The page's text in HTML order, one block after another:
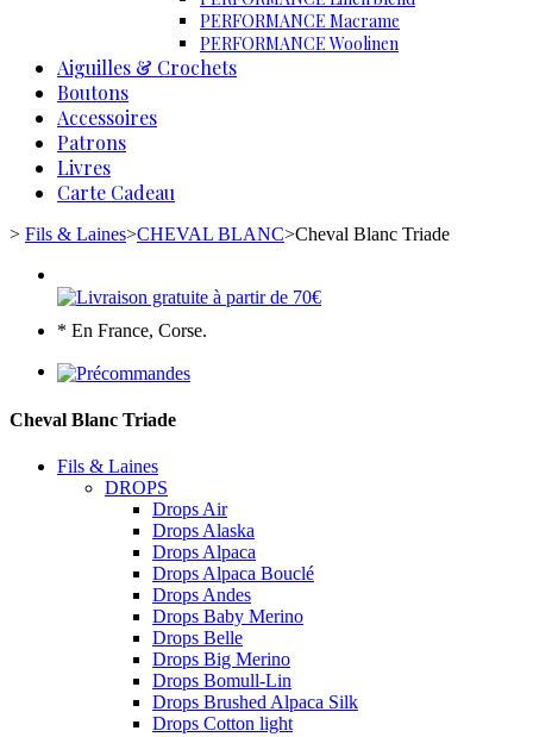
PERFORMANCE Macrame
PERFORMANCE Woolinen
Aiguilles & Crochets
Boutons
Accessoires
Patrons
Livres
Carte Cadeau
> Fils & Laines>CHEVAL BLANC>Cheval Blanc Triade
* En France, Corse.
Cheval Blanc Triade
Fils & Laines
DROPS
Drops Air
Drops Alaska
Drops Alpaca
Drops Alpaca Bouclé
Drops Andes
Drops Baby Merino
Drops Belle
Drops Big Merino
Drops Bomull-Lin
Drops Brushed Alpaca Silk
Drops Cotton light